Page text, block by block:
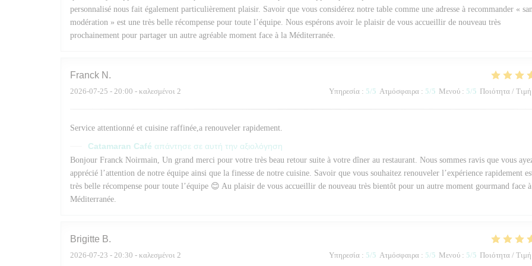
personnalisé nous fait également particulièrement plaisir. Savoir que vous considérez notre table comme une adresse à recommander «
modération » est une très belle récompense pour toute l’équipe. Nous espérons avoir le plaisir de vous accueillir de nouveau très
prochainement pour partager un autre agréable moment face à la Méditerranée.
Franck N
2026-07-25 - 20:00 - καλεσμένοι 2 Υπηρεσία : 5/5 Ατμόσφαιρα : 5/5 Μενού : 5/5 Ποιότητα / Τιμή
Service attentionné et cuisine raffinée,a renouveler rapidement.
Catamaran Café απάντησε σε αυτή την αξιολόγηση
Bonjour Franck Noirmain, Un grand merci pour votre très beau retour suite à votre dîner au restaurant. Nous sommes ravis que vous
apprécié l’attention de notre équipe ainsi que la finesse de notre cuisine. Savoir que vous souhaitez renouveler l’expérience rapidement
très belle récompense pour toute l’équipe 😊 Au plaisir de vous accueillir de nouveau très bientôt pour un autre moment gourmand face
Méditerranée.
Brigitte B
2026-07-23 - 20:30 - καλεσμένοι 2 Υπηρεσία : 5/5 Ατμόσφαιρα : 5/5 Μενού : 5/5 Ποιότητα / Τιμή